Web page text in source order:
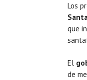
Los
que
El
de